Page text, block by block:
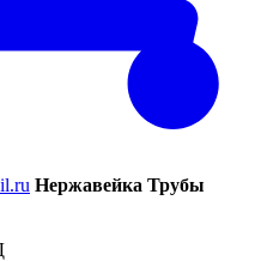
Нержавейка Трубы